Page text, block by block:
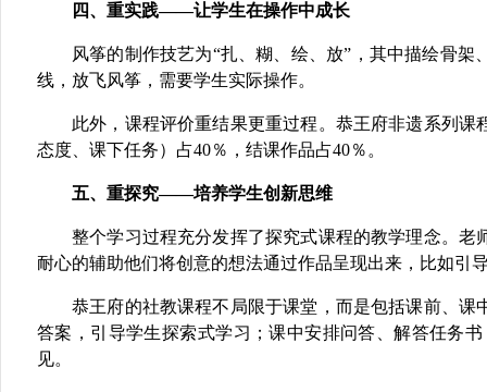
四、重实践——让学生在操作中成长
风筝的制作技艺为“扎、糊、绘、放”，其中描绘骨
线，放飞风筝，需要学生实际操作。
此外，课程评价重结果更重过程。恭王府非遗系列
态度、课下任务）占40％ ，结课作品占40％ 。
五、重探究——培养学生创新思维
整个学习过程充分发挥了探究式课程的教学理念。
耐心的辅助他们将创意的想法通过作品呈现出来，比如引
恭王府的社教课程不局限于课堂，而是包括课前、
答案，引导学生探索式学习；课中安排问答、解答任务
见。